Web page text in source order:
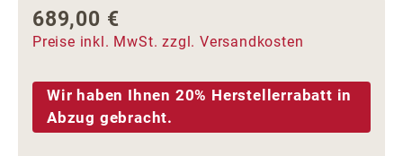
Regulärer Preis:
689,00 €
Preise inkl. MwSt. zzgl. Versandkosten
Wir haben Ihnen 20% Herstellerrabatt in
Abzug gebracht.